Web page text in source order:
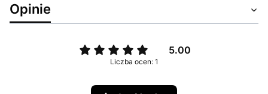
Opinie
5.00
Liczba ocen: 1